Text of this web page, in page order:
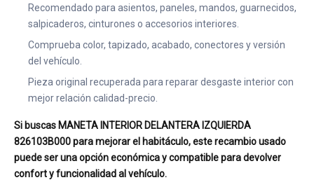
Recomendado para asientos, paneles, mandos, guarnecidos,
salpicaderos, cinturones o accesorios interiores.
Comprueba color, tapizado, acabado, conectores y versión
del vehículo.
Pieza original recuperada para reparar desgaste interior con
mejor relación calidad-precio.
Si buscas MANETA INTERIOR DELANTERA IZQUIERDA
826103B000 para mejorar el habitáculo, este recambio usado
puede ser una opción económica y compatible para devolver
confort y funcionalidad al vehículo.